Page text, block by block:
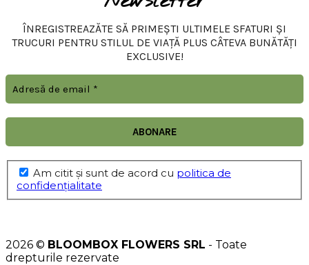
ÎNREGISTREAZĂTE SĂ PRIMEȘTI ULTIMELE SFATURI ȘI
TRUCURI PENTRU STILUL DE VIAȚĂ PLUS CÂTEVA BUNĂTĂȚI
EXCLUSIVE!
Am citit şi sunt de acord cu politica de
confidențialitate
2026 © BLOOMBOX FLOWERS SRL - Toate
drepturile rezervate